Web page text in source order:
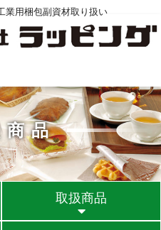
業用梱包副資材取り扱い
商品
取扱商品